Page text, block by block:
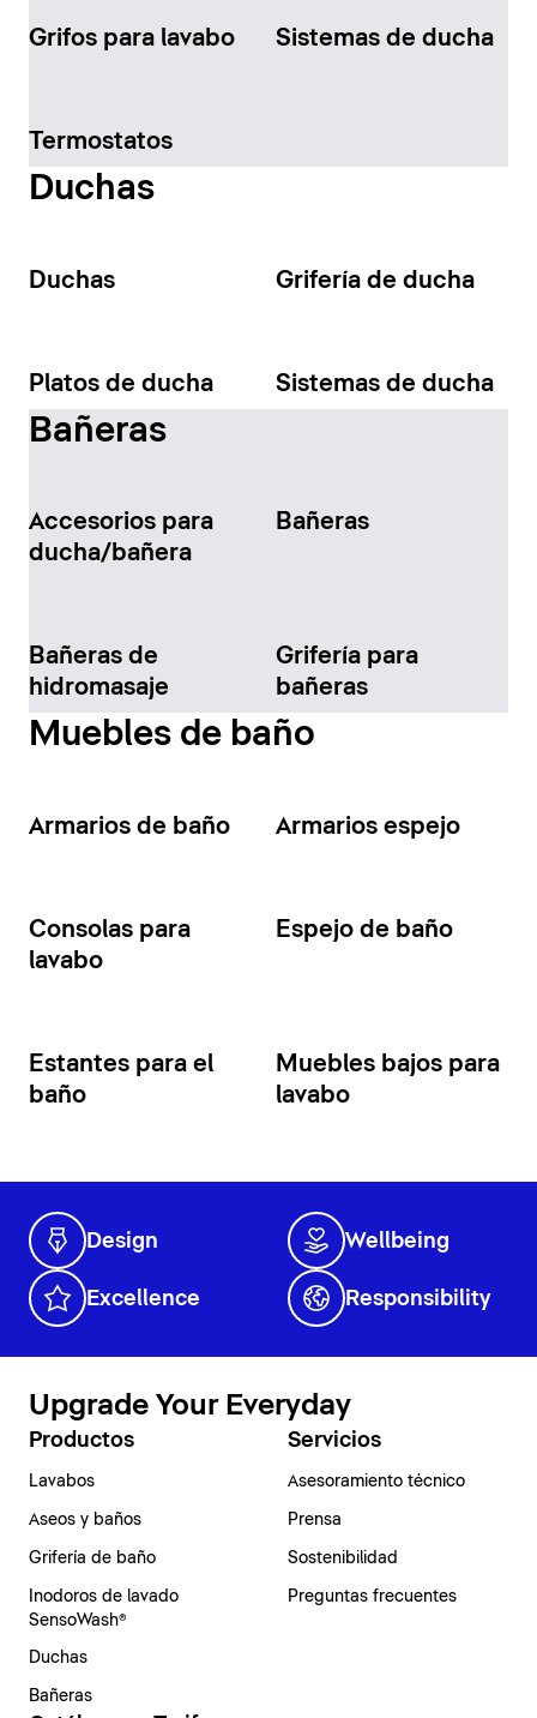
Grifos para lavabo Sistemas de ducha
Termostatos
Duchas
Duchas Grifería de ducha
Platos de ducha Sistemas de ducha
Bañeras
Accesorios para
ducha/bañera
Bañeras
Bañeras de
hidromasaje
Grifería para
bañeras
Muebles de baño
Armarios de baño Armarios espejo
Consolas para
lavabo
Espejo de baño
Estantes para el
baño
Muebles bajos para
lavabo
Design Wellbeing
Excellence Responsibility
Upgrade Your Everyday
Productos
Lavabos
Aseos y baños
Grifería de baño
Inodoros de lavado
SensoWash®
Duchas
Bañeras
Servicios
Asesoramiento técnico
Prensa
Sostenibilidad
Preguntas frecuentes